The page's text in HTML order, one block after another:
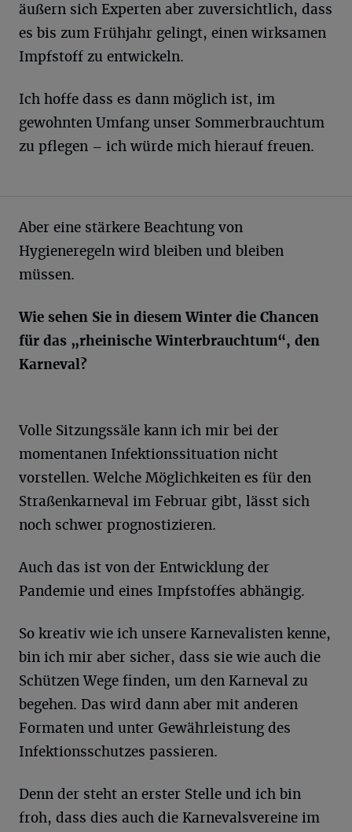
äußern sich Experten aber zuversichtlich, dass
es bis zum Frühjahr gelingt, einen wirksamen
Impfstoff zu entwickeln.
Ich hoffe dass es dann möglich ist, im
gewohnten Umfang unser Sommerbrauchtum
zu pflegen – ich würde mich hierauf freuen.
Aber eine stärkere Beachtung von
Hygieneregeln wird bleiben und bleiben
müssen.
Wie sehen Sie in diesem Winter die Chancen
für das „rheinische Winterbrauchtum“, den
Karneval?
Volle Sitzungssäle kann ich mir bei der
momentanen Infektionssituation nicht
vorstellen. Welche Möglichkeiten es für den
Straßenkarneval im Februar gibt, lässt sich
noch schwer prognostizieren.
Auch das ist von der Entwicklung der
Pandemie und eines Impfstoffes abhängig.
So kreativ wie ich unsere Karnevalisten kenne,
bin ich mir aber sicher, dass sie wie auch die
Schützen Wege finden, um den Karneval zu
begehen. Das wird dann aber mit anderen
Formaten und unter Gewährleistung des
Infektionsschutzes passieren.
Denn der steht an erster Stelle und ich bin
froh, dass dies auch die Karnevalsvereine im